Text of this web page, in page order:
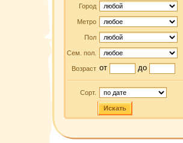
Город
Метро
Пол
Сем. пол.
Возраст от до
Сорт.
Искать